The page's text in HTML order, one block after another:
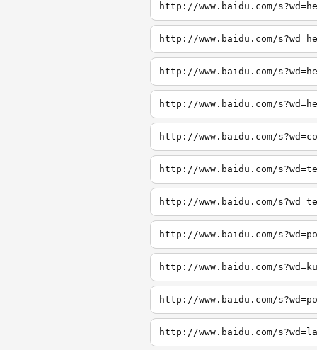
http://www.baidu.com/
http://www.baidu.com/
http://www.baidu.com/
http://www.baidu.com/
http://www.baidu.com/
http://www.baidu.com/
http://www.baidu.com/
http://www.baidu.com/
http://www.baidu.com/
http://www.baidu.com/
http://www.baidu.com/